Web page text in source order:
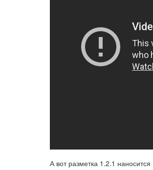
А вот разметка 1.2.1